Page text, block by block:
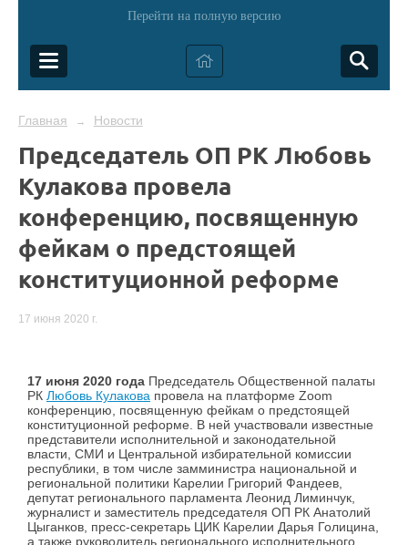
Перейти на полную версию
Главная → Новости
Председатель ОП РК Любовь
Кулакова провела
конференцию, посвященную
фейкам о предстоящей
конституционной реформе
17 июня 2020 г.
17 июня 2020 года Председатель Общественной палаты
РК Любовь Кулакова провела на платформе Zoom
конференцию, посвященную фейкам о предстоящей
конституционной реформе. В ней участвовали известные
представители исполнительной и законодательной
власти, СМИ и Центральной избирательной комиссии
республики, в том числе замминистра национальной и
региональной политики Карелии Григорий Фандеев,
депутат регионального парламента Леонид Лиминчук,
журналист и заместитель председателя ОП РК Анатолий
Цыганков, пресс-секретарь ЦИК Карелии Дарья Голицина,
а также руководитель регионального исполнительного